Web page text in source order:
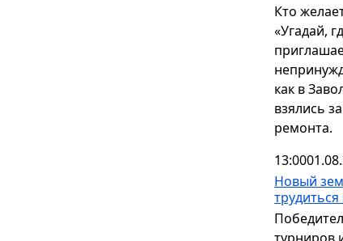
Кто
«Угадай,
как в
взялись
ремонта.
13:00
Новый